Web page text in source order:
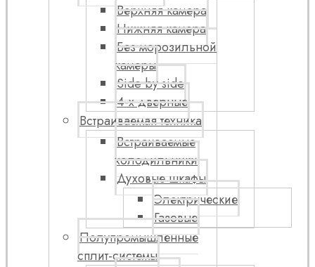
Верхняя камера
Нижняя камера
Без морозильной
камеры
Side by side
4-х дверные
Встраиваемая техника
Встраиваемые
холодильники
Духовые шкафы
Электрические
Газовые
Полупромышленные
сплит-системы